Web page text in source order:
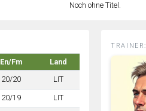
Noch ohne Titel.
En/Fm
Land
20/20 LIT
20/19 LIT
TRAINER: